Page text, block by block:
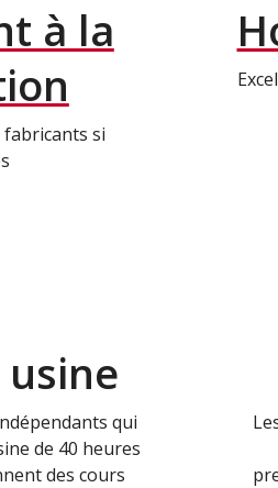
à la
si
qui
de 40 heures
des cours